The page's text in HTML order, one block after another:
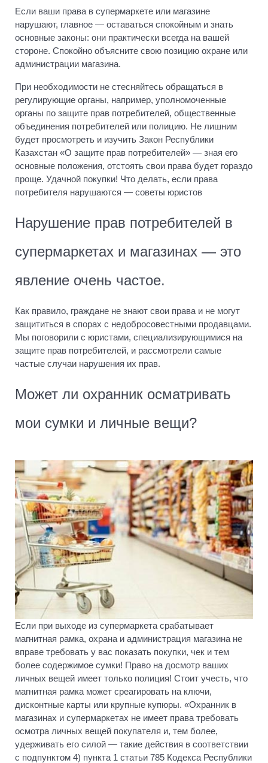
Если ваши права в супермаркете или магазине
нарушают, главное — оставаться спокойным и знать
основные законы: они практически всегда на вашей
стороне. Спокойно объясните свою позицию охране или
администрации магазина.
При необходимости не стесняйтесь обращаться в
регулирующие органы, например, уполномоченные
органы по защите прав потребителей, общественные
объединения потребителей или полицию. Не лишним
будет просмотреть и изучить Закон Республики
Казахстан «О защите прав потребителей» — зная его
основные положения, отстоять свои права будет гораздо
проще. Удачной покупки! Что делать, если права
потребителя нарушаются — советы юристов
Нарушение прав потребителей в
супермаркетах и магазинах — это
явление очень частое.
Как правило, граждане не знают свои права и не могут
защититься в спорах с недобросовестными продавцами.
Мы поговорили с юристами, специализирующимися на
защите прав потребителей, и рассмотрели самые
частые случаи нарушения их прав.
Может ли охранник осматривать
мои сумки и личные вещи?
Если при выходе из супермаркета срабатывает
магнитная рамка, охрана и администрация магазина не
вправе требовать у вас показать покупки, чек и тем
более содержимое сумки! Право на досмотр ваших
личных вещей имеет только полиция! Стоит учесть, что
магнитная рамка может среагировать на ключи,
дисконтные карты или крупные купюры. «Охранник в
магазинах и супермаркетах не имеет права требовать
осмотрa личныx вещeй покупателя и, тем более,
удерживать его силой — такие действия в соответствии
с подпунктом 4) пункта 1 статьи 785 Кодекса Республики